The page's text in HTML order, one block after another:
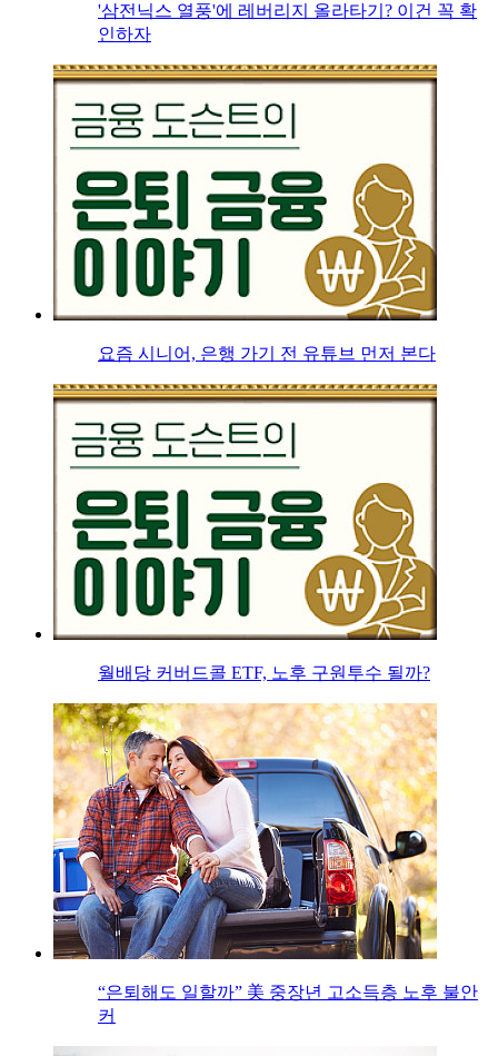
'삼전닉스 열풍'에 레버리지 올라타기? 이건 꼭 확
인하자
요즘 시니어, 은행 가기 전 유튜브 먼저 본다
월배당 커버드콜 ETF, 노후 구원투수 될까?
“은퇴해도 일할까” 美 중장년 고소득층 노후 불안
커